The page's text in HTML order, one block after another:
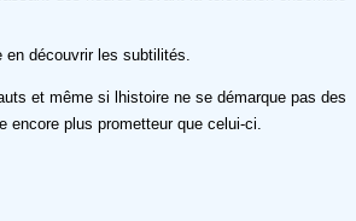
en découvrir les subtilités.
et même si lhistoire ne se démarque pas des
encore plus prometteur que celui-ci.